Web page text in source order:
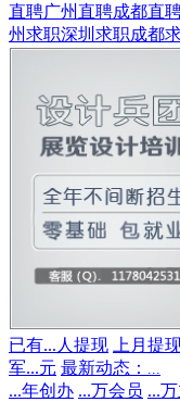
直聘广州直聘成都直
州求职深圳求职成都
已有... 人提现 上月提
军...元 最新动态：
...年创办 ...万会员 ...